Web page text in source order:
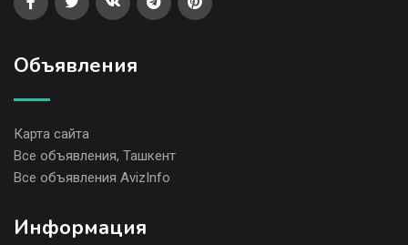
Объявления
Карта сайта
Все объявления, Ташкент
Все объявления AvizInfo
Информация